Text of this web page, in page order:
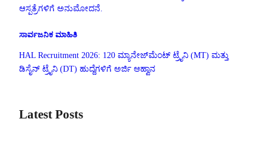
ಆಸ್ಪತ್ರೆಗಳಿಗೆ ಅನುಮೋದನೆ.
ಸಾರ್ವಜನಿಕ ಮಾಹಿತಿ
HAL Recruitment 2026: 120 ಮ್ಯಾನೇಜ್‌ಮೆಂಟ್ ಟ್ರೈನಿ (MT) ಮತ್ತು
ಡಿಸೈನ್ ಟ್ರೈನಿ (DT) ಹುದ್ದೆಗಳಿಗೆ ಅರ್ಜಿ ಆಹ್ವಾನ
Latest Posts